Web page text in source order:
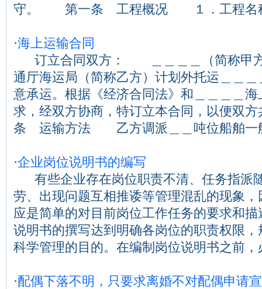
守。 第一条 工程概况 １．工程名
·海上运输合同
订立合同双方： ＿＿＿＿（简称甲方
通厅海运局（简称乙方）计划外托运＿＿
意承运。根据《经济合同法》和＿＿＿＿
求，经双方协商，特订立本合同，以便
条 运输方法 乙方调派＿＿吨位船舶一
·企业岗位说明书的编写
有些企业存在岗位职责不清、任务指派
劳、出现问题互相推诿等管理混乱的现象
应是简单的对目前岗位工作任务的要求和
说明书的撰写达到明确各岗位的职责权限
科学管理的目的。在编制岗位说明书之前，
·配偶下落不明，只要求离婚不对配偶申请